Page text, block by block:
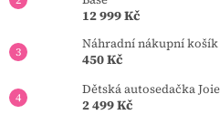
12 999 Kč
Náhradní nákupní košík
450 Kč
Dětská autosedačka
2 499 Kč